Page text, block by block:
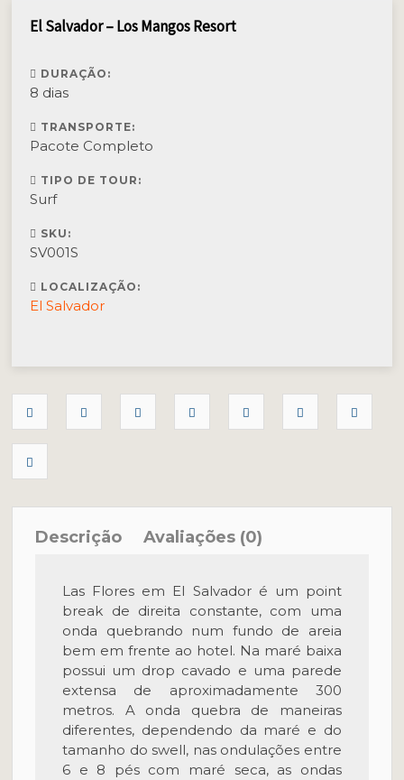
El Salvador – Los Mangos Resort
DURAÇÃO:
8 dias
TRANSPORTE:
Pacote Completo
TIPO DE TOUR:
Surf
SKU:
SV001S
LOCALIZAÇÃO:
El Salvador
Descrição Avaliações (0)
Las Flores em El Salvador é um point
break de direita constante, com uma
onda quebrando num fundo de areia
bem em frente ao hotel. Na maré baixa
possui um drop cavado e uma parede
extensa de aproximadamente 300
metros. A onda quebra de maneiras
diferentes, dependendo da maré e do
tamanho do swell, nas ondulações entre
6 e 8 pés com maré seca, as ondas